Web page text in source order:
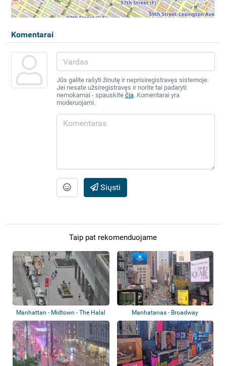
Komentarai
Jūs galite rašyti žinutę ir neprisiregistravęs sistemoje.
Jei nesate užsiregistravęs ir norite tai padaryti
nemokamai - spauskite čia. Komentarai yra
moderuojami.
Siųsti
Taip pat rekomenduojame
Manhattan - Midtown - The Halal
Guys
Manhatanas - Broadway